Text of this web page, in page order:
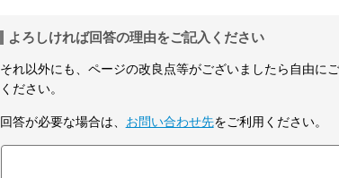
よろしければ回答の理由をご記入ください
それ以外にも、ページの改良点等がございましたら自由に
ください。
回答が必要な場合は、 お問い合わせ先をご利用ください。